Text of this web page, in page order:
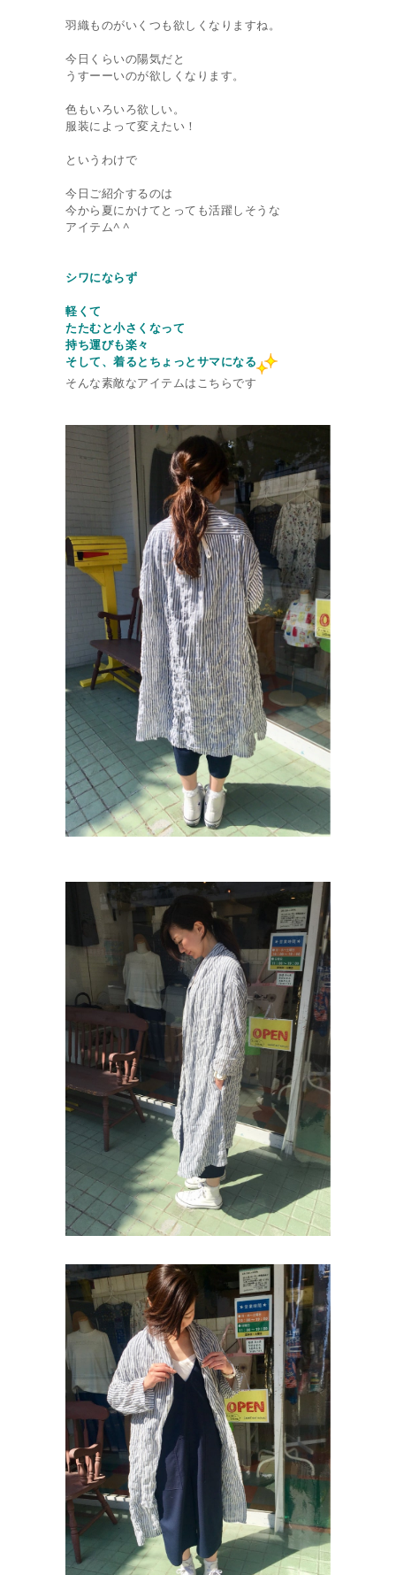
羽織ものがいくつも欲しくなりますね。
今日くらいの陽気だと
うすーーいのが欲しくなります。
色もいろいろ欲しい。
服装によって変えたい！
というわけで
今日ご紹介するのは
今から夏にかけてとっても活躍しそうな
アイテム^ ^
シワにならず
軽くて
たたむと小さくなって
持ち運びも楽々
そして、着るとちょっとサマになる
そんな素敵なアイテムはこちらです